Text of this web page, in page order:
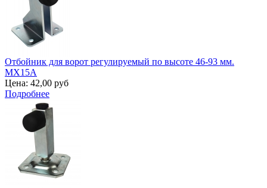
Отбойник для ворот регулируемый по высоте 46-93 мм.
MX15A
Цена: 42,00 руб
Подробнее